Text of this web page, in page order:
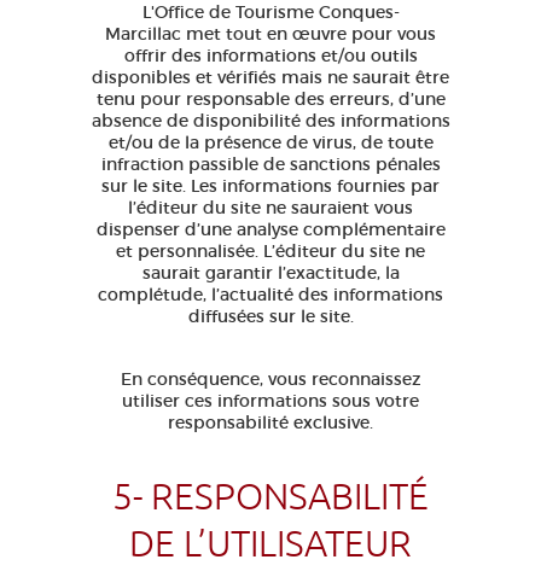
L'Office de Tourisme Conques-
Marcillac met tout en œuvre pour vous
offrir des informations et/ou outils
disponibles et vérifiés mais ne saurait être
tenu pour responsable des erreurs, d’une
absence de disponibilité des informations
et/ou de la présence de virus, de toute
infraction passible de sanctions pénales
sur le site. Les informations fournies par
l’éditeur du site ne sauraient vous
dispenser d’une analyse complémentaire
et personnalisée. L’éditeur du site ne
saurait garantir l’exactitude, la
complétude, l’actualité des informations
diffusées sur le site.
En conséquence, vous reconnaissez
utiliser ces informations sous votre
responsabilité exclusive.
5- RESPONSABILITÉ
DE L’UTILISATEUR